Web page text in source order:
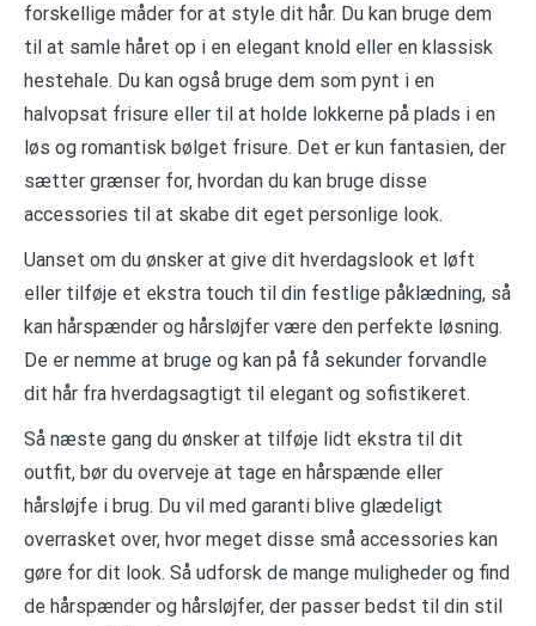
forskellige måder for at style dit hår. Du kan bruge dem
til at samle håret op i en elegant knold eller en klassisk
hestehale. Du kan også bruge dem som pynt i en
halvopsat frisure eller til at holde lokkerne på plads i en
løs og romantisk bølget frisure. Det er kun fantasien, der
sætter grænser for, hvordan du kan bruge disse
accessories til at skabe dit eget personlige look.
Uanset om du ønsker at give dit hverdagslook et løft
eller tilføje et ekstra touch til din festlige påklædning, så
kan hårspænder og hårsløjfer være den perfekte løsning.
De er nemme at bruge og kan på få sekunder forvandle
dit hår fra hverdagsagtigt til elegant og sofistikeret.
Så næste gang du ønsker at tilføje lidt ekstra til dit
outfit, bør du overveje at tage en hårspænde eller
hårsløjfe i brug. Du vil med garanti blive glædeligt
overrasket over, hvor meget disse små accessories kan
gøre for dit look. Så udforsk de mange muligheder og find
de hårspænder og hårsløjfer, der passer bedst til din stil